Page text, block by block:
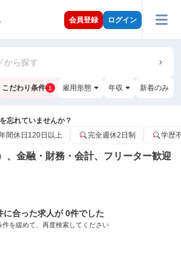
会員登録 ログイン
から探す
こだわり条件 1 雇用形態 年収 新着のみ
忘れていませんか？
間休日120日以上 完全週休2日制 学歴
、金融・財務・会計、フリーター歓迎
に合った求人が 0件でした
件を緩めて、再度検索してください